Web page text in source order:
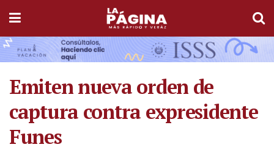
Emiten nueva orden de
captura contra expresidente
Funes